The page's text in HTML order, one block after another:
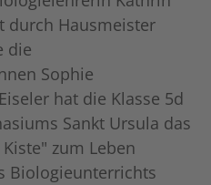
durch Hausmeister
die
Sophie
hat die Klasse 5d
Sankt Ursula das
zum Leben
Biologieunterrichts